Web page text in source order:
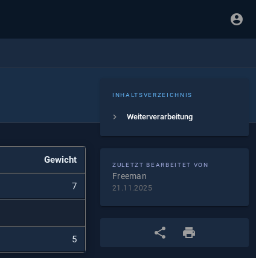
INHALTSVERZEICHNIS
Weiterverarbeitung
ZULETZT BEARBEITET VON
Freeman
21.11.2025
Gewicht
7
5